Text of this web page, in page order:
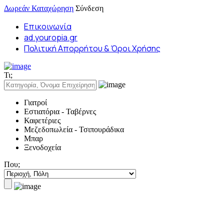
Δωρεάν Καταχώρηση Σύνδεση
Επικοινωνία
ad.youropia.gr
Πολιτική Απορρήτου & Όροι Χρήσης
Τι;
Γιατροί
Εστιατόρια - Ταβέρνες
Καφετέριες
Μεζεδοπωλεία - Τσιπουράδικα
Μπαρ
Ξενοδοχεία
Που;